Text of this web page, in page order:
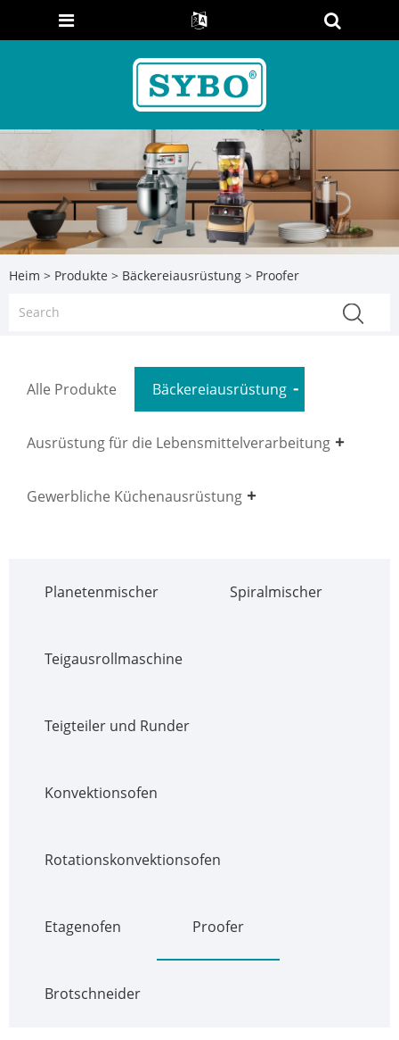
Heim > Produkte > Bäckereiausrüstung > Proofer
Alle Produkte Bäckereiausrüstung
Ausrüstung für die Lebensmittelverarbeitung
Gewerbliche Küchenausrüstung
Planetenmischer Spiralmischer
Teigausrollmaschine
Teigteiler und Runder
Konvektionsofen
Rotationskonvektionsofen
Etagenofen Proofer
Brotschneider